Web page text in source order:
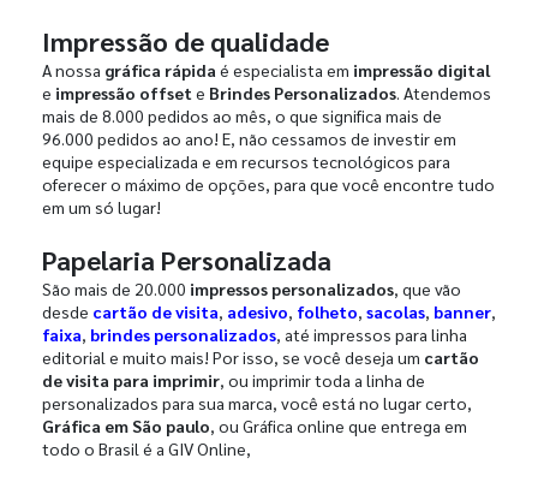
Impressão de qualidade
A nossa gráfica rápida é especialista em impressão digital
e impressão offset e Brindes Personalizados. Atendemos
mais de 8.000 pedidos ao mês, o que significa mais de
96.000 pedidos ao ano! E, não cessamos de investir em
equipe especializada e em recursos tecnológicos para
oferecer o máximo de opções, para que você encontre tudo
em um só lugar!
Papelaria Personalizada
São mais de 20.000 impressos personalizados, que vão
desde cartão de visita, adesivo, folheto, sacolas, banner,
faixa, brindes personalizados, até impressos para linha
editorial e muito mais! Por isso, se você deseja um cartão
de visita para imprimir, ou imprimir toda a linha de
personalizados para sua marca, você está no lugar certo,
Gráfica em São paulo, ou Gráfica online que entrega em
todo o Brasil é a GIV Online,